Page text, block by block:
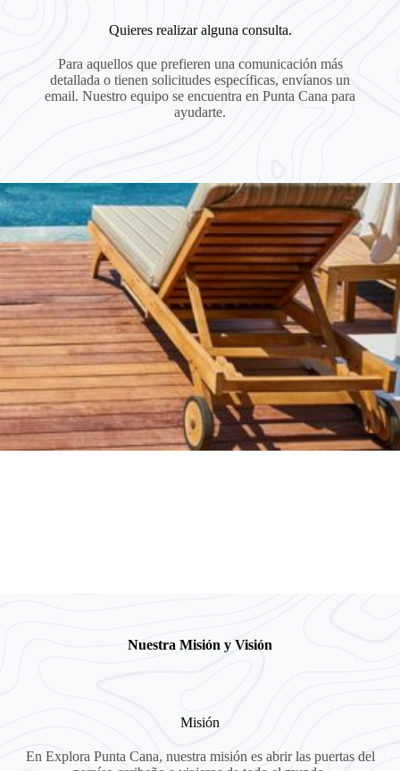
Quieres realizar alguna consulta.
Para aquellos que prefieren una comunicación más
detallada o tienen solicitudes específicas, envíanos un
email. Nuestro equipo se encuentra en Punta Cana para
ayudarte.
Nuestra Misión y Visión
Misión
En Explora Punta Cana, nuestra misión es abrir las puertas del